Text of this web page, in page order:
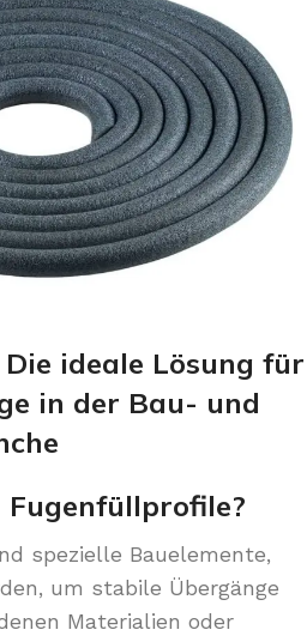
ideale Lösung für
in der Bau- und
Fugenfüllprofile?
spezielle Bauelemente,
um stabile Übergänge
Materialien oder